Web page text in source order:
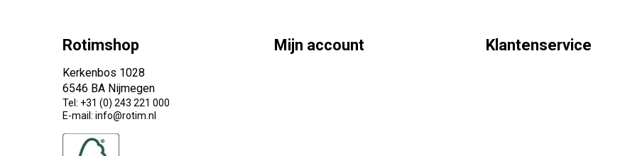
Rotimshop
Kerkenbos 1028
6546 BA Nijmegen
Tel: +31 (0) 243 221 000
E-mail: info@rotim.nl
Mijn account Klantenservice